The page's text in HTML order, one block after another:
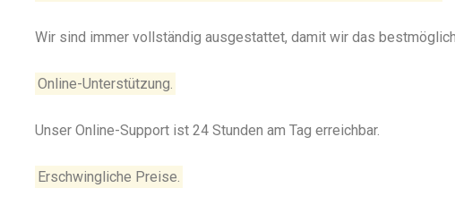
Wir sind immer vollständig ausgestattet, damit wir das
Online-Unterstützung.
Unser Online-Support ist 24 Stunden am Tag erreichbar.
Erschwingliche Preise.